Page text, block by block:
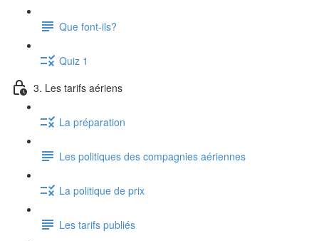
Que font-ils?
Quiz 1
3. Les tarifs aériens
La préparation
Les politiques des compagnies aériennes
La politique de prix
Les tarifs publiés